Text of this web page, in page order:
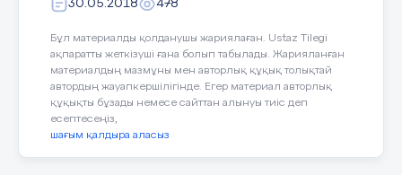
Кейбір бұталар қалемшесінен көбейеді.
Қалемше жерге егіледі, ол тамырланып,
бүршіктеніп, жаңа өсімдік өсіп шығады.
1.Оқыту үрдісінің маңыздылығы:Өткенді
30.05.2018 478
Бұл материалды қолданушы жариялаған. Ustaz Tilegi
ақпаратты жеткізуші ғана болып табылады. Жарияланған
материалдың мазмұны мен авторлық құқық толықтай
автордың жауапкершілігінде. Егер материал авторлық
құқықты бұзады немесе сайттан алынуы тиіс деп
есептесеңіз,
шағым қалдыра аласыз